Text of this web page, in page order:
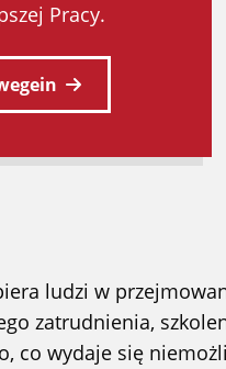
Pracy.
ludzi w
zatrudnienia,
co wydaje się